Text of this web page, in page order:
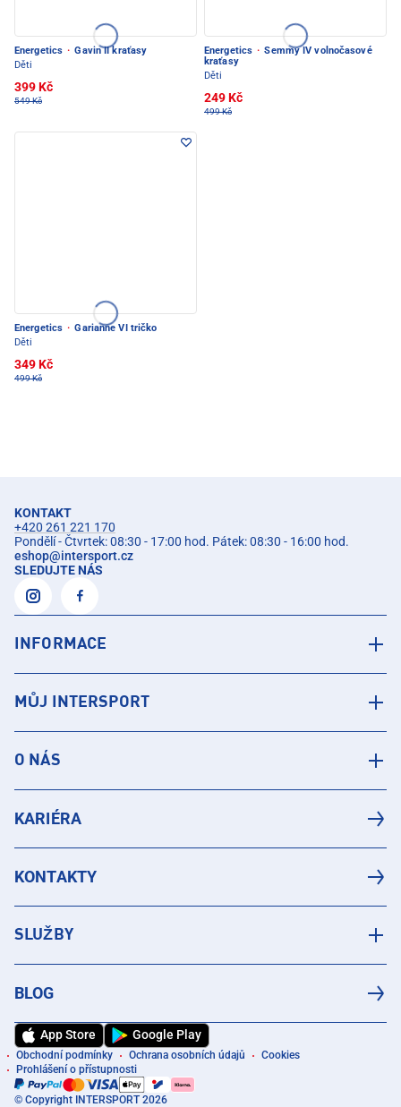
Energetics · Gavin II kraťasy
Děti
399 Kč
549 Kč
Energetics · Semmy IV volnočasové
kraťasy
Děti
249 Kč
499 Kč
Energetics · Garianne VI tričko
Děti
349 Kč
499 Kč
KONTAKT
+420 261 221 170
Pondělí - Čtvrtek: 08:30 - 17:00 hod. Pátek: 08:30 - 16:00 hod.
eshop@intersport.cz
SLEDUJTE NÁS
INFORMACE
MŮJ INTERSPORT
O NÁS
KARIÉRA
KONTAKTY
SLUŽBY
BLOG
App Store Google Play
Obchodní podmínky Ochrana osobních údajů
Cookies
Prohlášení o přístupnosti
© Copyright INTERSPORT 2026